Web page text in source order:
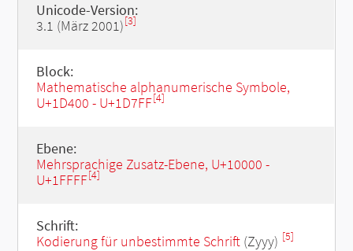
Unicode-Version:
3.1 (März 2001)[3]
Block:
Mathematische alphanumerische Symbole,
U+1D400 - U+1D7FF[4]
Ebene:
Mehrsprachige Zusatz-Ebene, U+10000 -
U+1FFFF[4]
Schrift:
Kodierung für unbestimmte Schrift(Zyyy) [5]